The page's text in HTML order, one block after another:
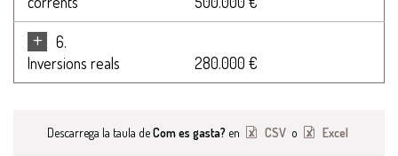
+
6.
Inversions reals
280.000 €
Descarrega la taula deCom es gasta? en CSV o Excel